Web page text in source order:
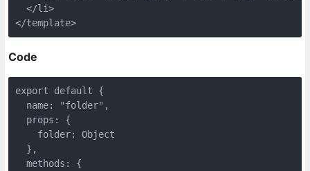
  </li>
</template>
Code
export default {
  name: "folder",
  props: {
    folder: Object
  },
  methods: {